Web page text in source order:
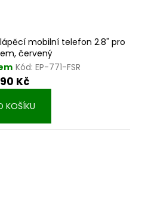
mobilní telefon 2.8" pro
červený
Kód: EP-771-FSR
Kč
KOŠÍKU